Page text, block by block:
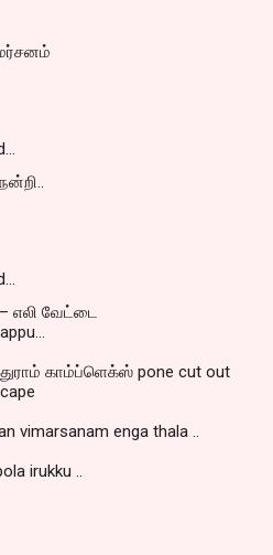
வேட்டை
காம்ப்ளெக்ஸ் pone cut out
vimarsanam enga thala ..
irukku ..